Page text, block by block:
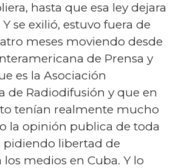
hasta que esa ley dejara
se exilió, estuvo fuera de
meses moviendo desde
de Prensa y
es la Asociación
de Radiodifusión y que en
tenían realmente mucho
la opinión publica de toda
pidiendo libertad de
medios en Cuba. Y lo